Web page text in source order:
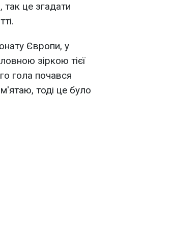
так це згадати
Європи, у
зіркою тієї
гола почався
тоді це було